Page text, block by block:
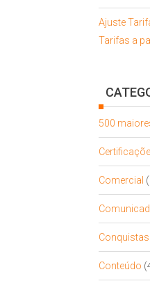
Ajuste
Tarifas a
500
Comercial
Conquistas
Conteúdo